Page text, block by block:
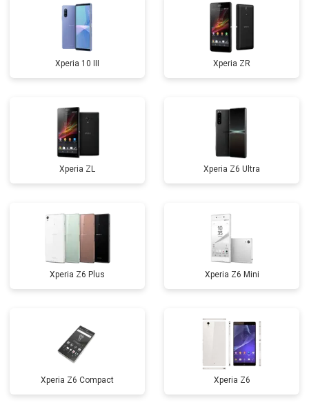
Xperia 10 III Xperia ZR
Xperia ZL Xperia Z6 Ultra
Xperia Z6 Plus Xperia Z6 Mini
Xperia Z6 Compact Xperia Z6